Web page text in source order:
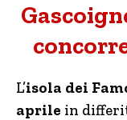
L’isola dei
aprile in